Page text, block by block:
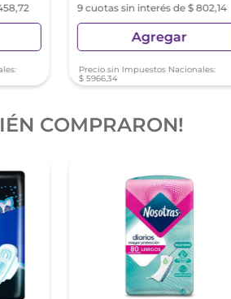
9 cuotas sin interés de $ 802,14
Agregar
Precio sin Impuestos Nacionales:
$ 5966,34
COMPRARON!